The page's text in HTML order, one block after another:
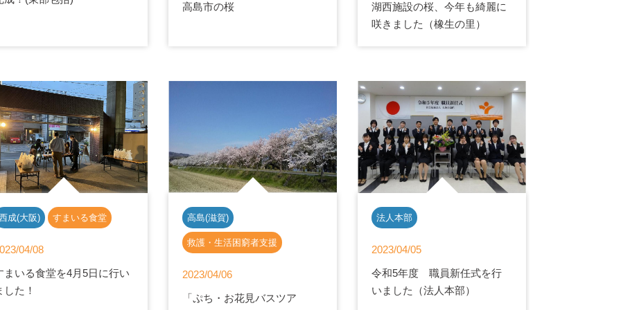
高島市の桜
湖西施設の桜、今年も綺麗に
咲きました（橡生の里）
成(大阪) すまいる食堂
04/08
まいる食堂を4月5日に行い
した！
高島(滋賀)
救護・生活困窮者支援
2023/04/06
「ぷち・お花見バスツア
法人本部
2023/04/05
令和5年度 職員新任式を行
いました（法人本部）